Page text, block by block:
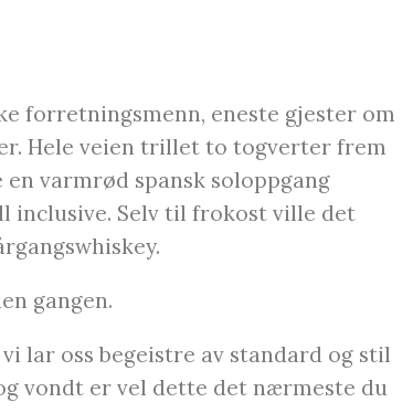
forretningsmenn, eneste gjester om
Hele veien trillet to togverter frem
varmrød spansk soloppgang
inclusive. Selv til frokost ville det
gangen.
lar oss begeistre av standard og stil
vondt er vel dette det nærmeste du